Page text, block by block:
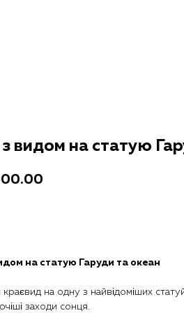
з видом на статую
на статую Гаруди та океан
краєвид на одну з найвідоміших
заходи сонця.